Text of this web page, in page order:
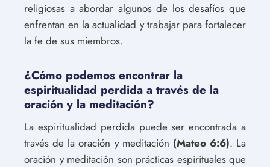
religiosas a abordar algunos de los desafíos que
enfrentan en la actualidad y trabajar para fortalecer
la fe de sus miembros.
¿Cómo podemos encontrar la
espiritualidad perdida a través de la
oración y la meditación?
La espiritualidad perdida puede ser encontrada a
través de la oración y meditación (Mateo 6:6). La
oración y meditación son prácticas espirituales que